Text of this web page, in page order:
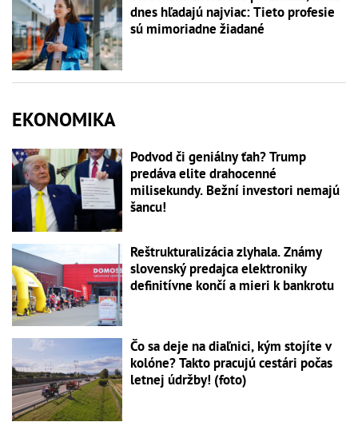
dnes hľadajú najviac: Tieto profesie
sú mimoriadne žiadané
EKONOMIKA
Podvod či geniálny ťah? Trump
predáva elite drahocenné
milisekundy. Bežní investori nemajú
šancu!
Reštrukturalizácia zlyhala. Známy
slovenský predajca elektroniky
definitívne končí a mieri k bankrotu
Čo sa deje na diaľnici, kým stojíte v
kolóne? Takto pracujú cestári počas
letnej údržby! (foto)